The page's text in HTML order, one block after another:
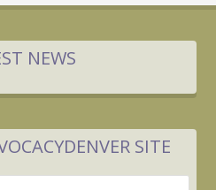
NEWS
SITE